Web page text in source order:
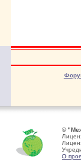
©
О